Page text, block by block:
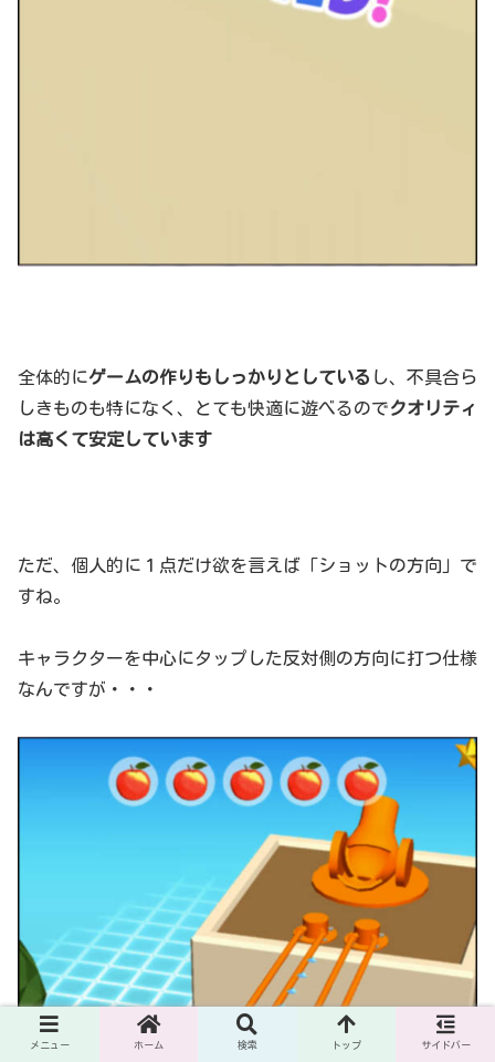
全体的にゲームの作りもしっかりとしている し、不具合ら
しきものも特になく、とても快適に遊べるのでクオリティ
は高くて安定しています
ただ、個人的に１点だけ欲を言えば「ショットの方向」で
すね。
キャラクターを中心にタップした反対側の方向に打つ仕様
なんですが・・・
メニュー ホーム 検索 トップ サイドバー